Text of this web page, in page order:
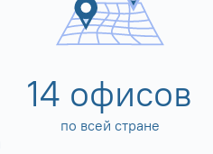
14 офисов
по всей стране